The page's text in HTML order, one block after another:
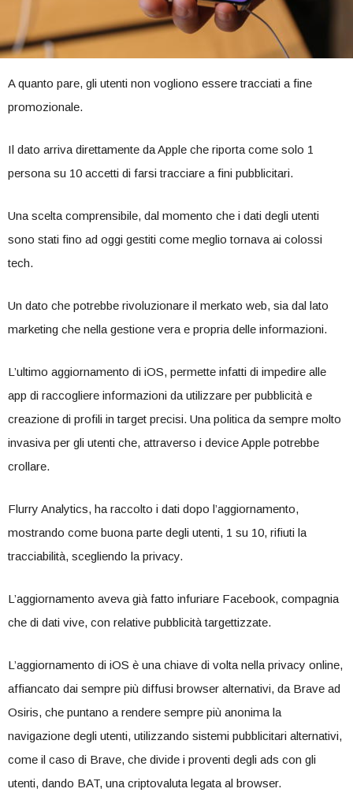
A quanto pare, gli utenti non vogliono essere tracciati a fine
promozionale.
Il dato arriva direttamente da Apple che riporta come solo 1
persona su 10 accetti di farsi tracciare a fini pubblicitari.
Una scelta comprensibile, dal momento che i dati degli utenti
sono stati fino ad oggi gestiti come meglio tornava ai colossi
tech.
Un dato che potrebbe rivoluzionare il merkato web, sia dal lato
marketing che nella gestione vera e propria delle informazioni.
L’ultimo aggiornamento di iOS, permette infatti di impedire alle
app di raccogliere informazioni da utilizzare per pubblicità e
creazione di profili in target precisi. Una politica da sempre molto
invasiva per gli utenti che, attraverso i device Apple potrebbe
crollare.
Flurry Analytics, ha raccolto i dati dopo l’aggiornamento,
mostrando come buona parte degli utenti, 1 su 10, rifiuti la
tracciabilità, scegliendo la privacy.
L’aggiornamento aveva già fatto infuriare Facebook, compagnia
che di dati vive, con relative pubblicità targettizzate.
L’aggiornamento di iOS è una chiave di volta nella privacy online,
affiancato dai sempre più diffusi browser alternativi, da Brave ad
Osiris, che puntano a rendere sempre più anonima la
navigazione degli utenti, utilizzando sistemi pubblicitari alternativi,
come il caso di Brave, che divide i proventi degli ads con gli
utenti, dando BAT, una criptovaluta legata al browser.